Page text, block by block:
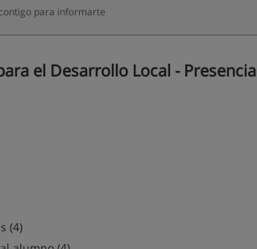
para informarte
el Desarrollo Local -
(4)